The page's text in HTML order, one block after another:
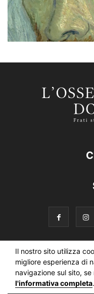
Il nostro sito utilizza
migliore esperienza di
navigazione sul sito,
l'informativa completa.
Informativa
Informativa sul